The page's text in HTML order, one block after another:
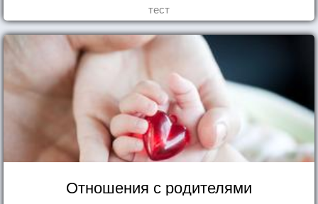
тест
Отношения с родителями